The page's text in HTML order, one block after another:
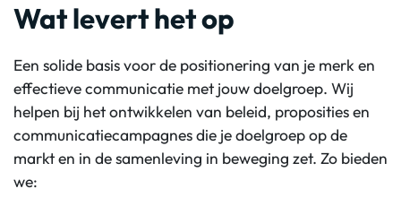
Wat levert het op
Een solide basis voor de positionering van je merk en
effectieve communicatie met jouw doelgroep. Wij
helpen bij het ontwikkelen van beleid, proposities en
communicatiecampagnes die je doelgroep op de
markt en in de samenleving in beweging zet. Zo bieden
we: